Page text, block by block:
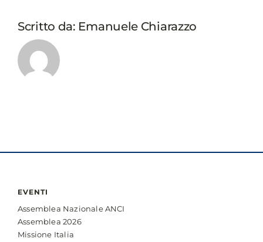
Scritto da: Emanuele Chiarazzo
EVENTI
Assemblea Nazionale ANCI
Assemblea 2026
Missione Italia